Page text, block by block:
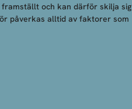
och kan därför skilja sig
påverkas alltid av faktorer som